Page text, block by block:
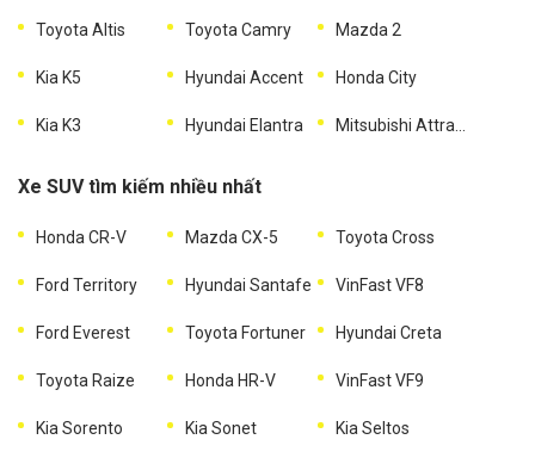
Toyota Altis Toyota Camry Mazda 2
Kia K5 Hyundai Accent Honda City
Kia K3 Hyundai Elantra
Xe SUV tìm kiếm nhiều nhất
Honda CR-V Mazda CX-5 Toyota Cross
Ford Territory Hyundai Santafe VinFast VF8
Ford Everest Toyota Fortuner Hyundai Creta
Toyota Raize Honda HR-V VinFast VF9
Kia Sorento Kia Sonet Kia Seltos